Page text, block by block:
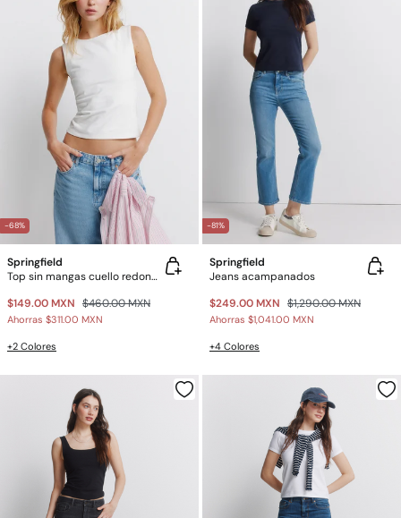
-68%
Springfield
Top sin mangas cuello redondo de algodón
$149.00 MXN $460.00 MXN
Ahorras $311.00 MXN
+2 Colores
-81%
Springfield
Jeans acampanados
$249.00 MXN $1,290.00 MXN
Ahorras $1,041.00 MXN
+4 Colores